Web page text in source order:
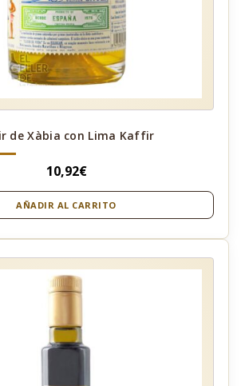
de Xàbia con Lima Kaffir
10,92€
AÑADIR AL CARRITO